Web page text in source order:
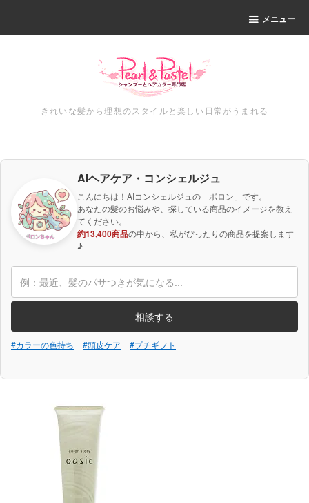
メニュー
きれいな髪から理想のスタイルと楽しい日常がうまれる
AIヘアケア・コンシェルジュ
こんにちは！AIコンシェルジュの「ポロン」です。
あなたの髪のお悩みや、探している商品のイメージを教え
てください。
約13,400商品の中から、私がぴったりの商品を提案します
♪
相談する
#カラーの色持ち #頭皮ケア #プチギフト